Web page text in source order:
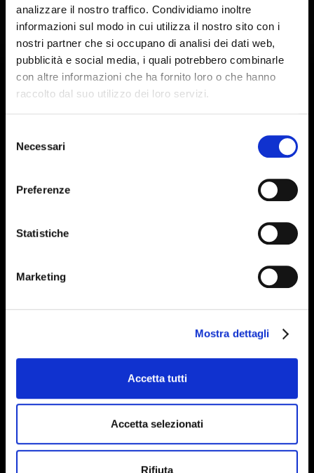
analizzare il nostro traffico. Condividiamo inoltre
informazioni sul modo in cui utilizza il nostro sito con i
nostri partner che si occupano di analisi dei dati web,
pubblicità e social media, i quali potrebbero combinarle
con altre informazioni che ha fornito loro o che hanno
raccolto dal suo utilizzo dei loro servizi.
delNecessari
Preferenze
Statistiche
Marketing
Mostra dettagli
Accetta tutti
Accetta selezionati
Rifiuta
Our Top 7
Italian
Cheese
Recipes